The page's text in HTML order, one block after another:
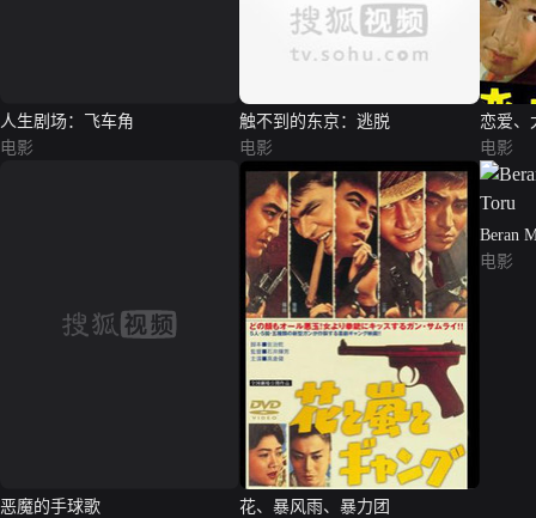
人生剧场：飞车角
电影
触不到的东京：逃脱
电影
恋爱、
电影
恶魔的手球歌
花、暴风雨、暴力团
Beran
电影